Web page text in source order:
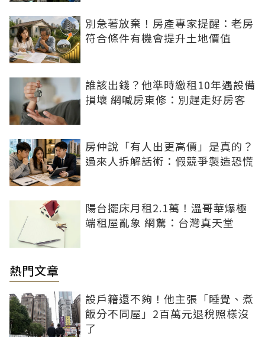
別急著放棄！房產專家提醒：老房
符合條件有機會提升土地價值
誰該出錢？他準時繳租10年遇設備
損壞 網喊房東修：別趕走好房客
房仲說「有人出更高價」是真的？
過來人拆解話術：假競爭製造恐慌
陽台擺床月租2.1萬！溫哥華爆極
端租屋亂象 網驚：台灣真天堂
熱門文章
設戶籍還不夠！他主張「睡覺、煮
飯分不同屋」2百萬元退稅照樣沒
了